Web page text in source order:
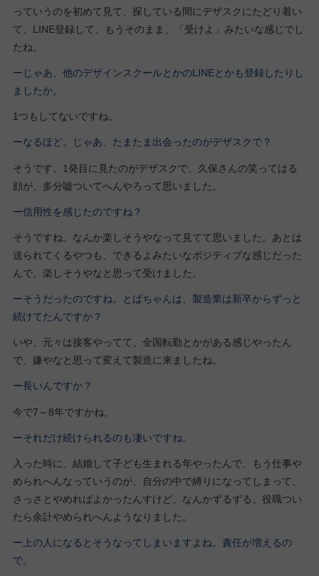
っていうのを初めて見て、探している間にデザスクにたどり着い
て、LINE登録して、もうそのまま、「受けよ」みたいな感じでし
たね。
ーじゃあ、他のデザインスクールとかのLINEとかも登録したりし
ましたか。
1つもしてないですね。
ーなるほど。じゃあ、たまたま出会ったのがデザスクで？
そうです。1発目に見たのがデザスクで、久保さんの笑ってはる
顔が、多分嘘ついてへんやろって思いました。
ー信用性を感じたのですね？
そうですね。なんか楽しそうやなって見てて思いました。あとは
送られてくるやつも、できるよみたいなポジティブな感じだった
んで、楽しそうやなと思って受けました。
ーそうだったのですね。とばちゃんは、製造業は新卒からずっと
続けてたんですか？
いや、元々は接客やってて、全国転勤とかがある感じやったん
で、嫌やなと思って変えて製造に来ましたね。
ー長いんですか？
今で7～8年ですかね。
ーそれだけ続けられるのも凄いですね。
入った時に、結婚して子ども生まれる年やったんで、もう仕事や
められへんなっていうのが、自分の中で縛りになってしまって、
さっさとやめればよかったんすけど、なんかずるずる。役職つい
たら余計やめられへんようなりました。
ー上の人になるとそうなってしまいますよね。責任が増えるの
で。